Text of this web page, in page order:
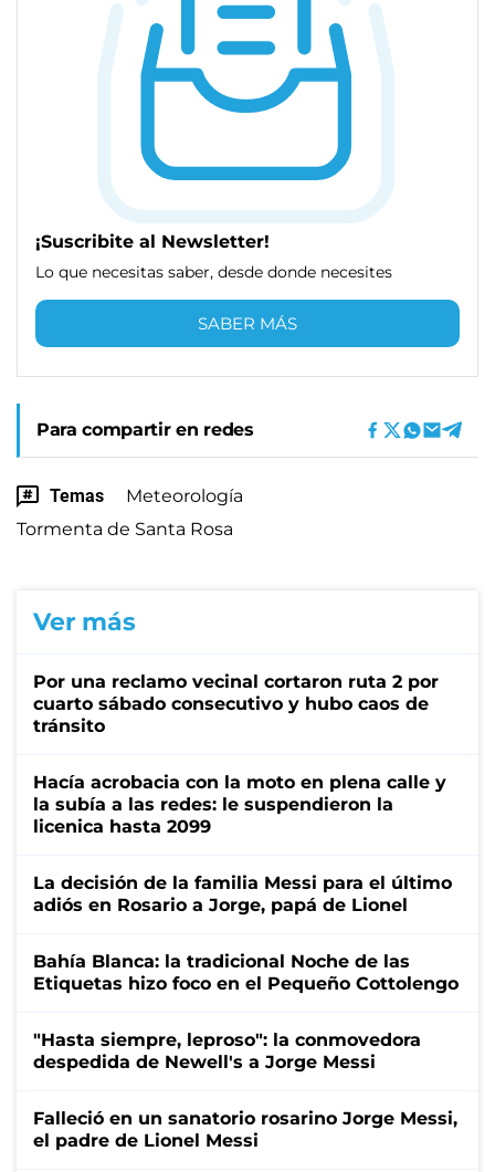
¡Suscribite al Newsletter!
Lo que necesitas saber, desde donde necesites
SABER MÁS
Para compartir en redes
Temas
Meteorología
Tormenta de Santa Rosa
Ver más
Por una reclamo vecinal cortaron ruta 2 por
cuarto sábado consecutivo y hubo caos de
tránsito
Hacía acrobacia con la moto en plena calle y
la subía a las redes: le suspendieron la
licenica hasta 2099
La decisión de la familia Messi para el último
adiós en Rosario a Jorge, papá de Lionel
Bahía Blanca: la tradicional Noche de las
Etiquetas hizo foco en el Pequeño Cottolengo
"Hasta siempre, leproso": la conmovedora
despedida de Newell's a Jorge Messi
Falleció en un sanatorio rosarino Jorge Messi,
el padre de Lionel Messi